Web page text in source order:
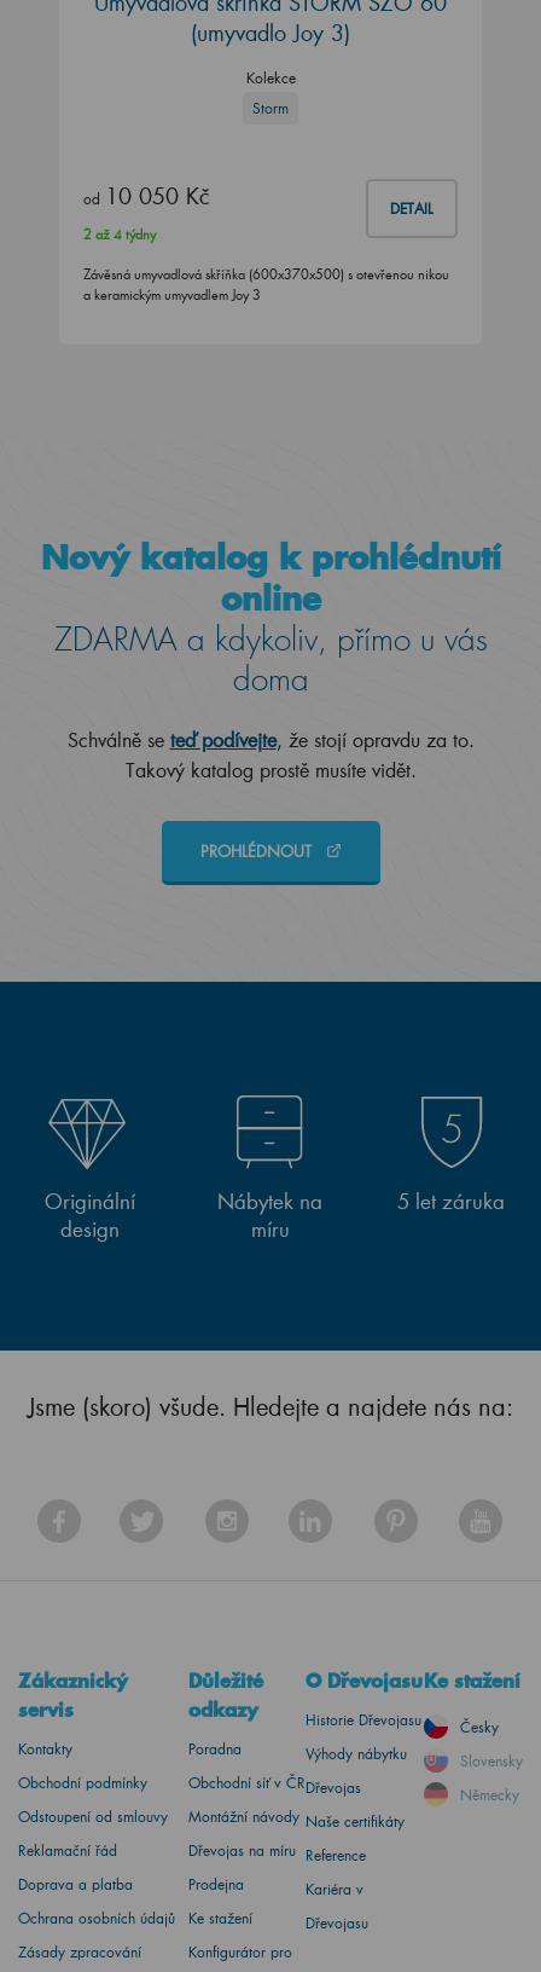
(umyvadlo Joy 3)
Kolekce
Storm
od 10 050 Kč DETAIL
2 až 4 týdny
Závěsná umyvadlová skříňka (600x370x500) s otevřenou nikou
a keramickým umyvadlem Joy 3
Nový katalog k prohlédnutí
online
ZDARMA a kdykoliv, přímo u vás
doma
Schválně se teď podívejte, že stojí opravdu za to.
Takový katalog prostě musíte vidět.
PROHLÉDNOUT
Originální
design
Nábytek na
míru
5 let záruka
Jsme (skoro) všude. Hledejte a najdete nás na:
Zákaznický
servis
Kontakty
Obchodní podmínky
Odstoupení od smlouvy
Reklamační řád
Doprava a platba
Ochrana osobních údajů
Zásady zpracování
Důležité
odkazy
Poradna
Obchodní síť v ČR
Montážní návody
Dřevojas na míru
Prodejna
Ke stažení
Konfigurátor pro
O Dřevojasu
Historie Dřevojasu
Výhody nábytku
Dřevojas
Naše certifikáty
Reference
Kariéra v
Dřevojasu
Ke stažení
Česky
Slovensky
Německy